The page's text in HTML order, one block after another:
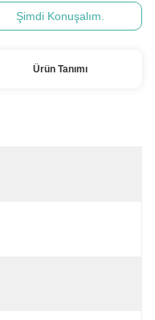
Şimdi Konuşalım.
Ürün Tanımı